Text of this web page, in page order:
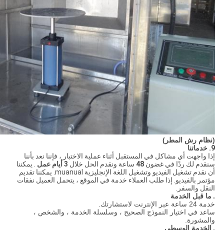
(نظام رش المطر)
9. خدماتنا
إذا واجهت أي مشاكل في المستقبل أثناء عملية الاختبار ، فإننا نعد بأننا
سنقدم لك ردًا في غضون 48 ساعة ونقدم الحل خلال 3 أيام عمل
يمكننا
أن نقدم تشغيل الفيديو وتشغيل اللغة الإنجليزية muanual.
يمكننا تقديم
مؤتمر بالفيديو. إذا طلب العملاء خدمة في الموقع ، يتحمل العميل نفقات
النقل والسفر.
. ما قبل الخدمة
خدمة 24 ساعة عبر الإنترنت لاستشارتك.
ساعد في اختيار النموذج الصحيح ، وسلسلة الخدمة ، والشخص ،
والمشورة.
. الخدمة الوسطى